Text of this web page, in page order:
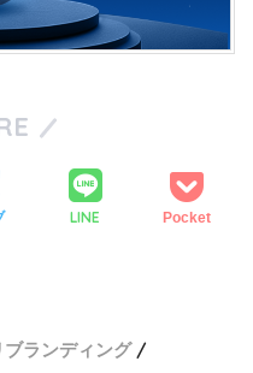
LINE Pocket
ブランディング